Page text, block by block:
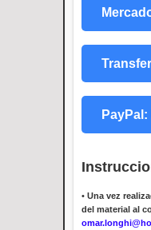
PayPal:
• Una vez
del material al